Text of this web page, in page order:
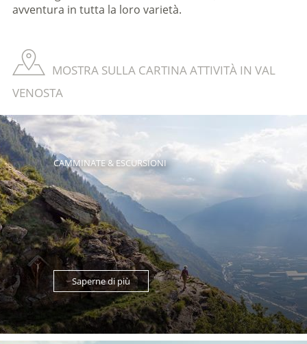
avventura in tutta la loro varietà.
MOSTRA SULLA CARTINA ATTIVITÀ IN VAL
VENOSTA
CAMMINATE & ESCURSIONI
Saperne di più